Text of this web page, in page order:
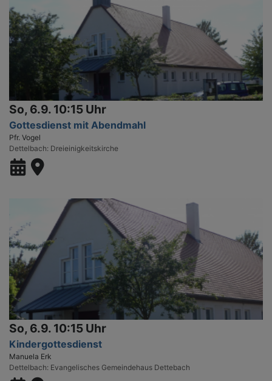
So, 6.9. 10:15 Uhr
Gottesdienst mit Abendmahl
Pfr. Vogel
Dettelbach Dreieinigkeitskirche
So, 6.9. 10:15 Uhr
Kindergottesdienst
Manuela Erk
Dettelbach Evangelisches Gemeindehaus Dettebach